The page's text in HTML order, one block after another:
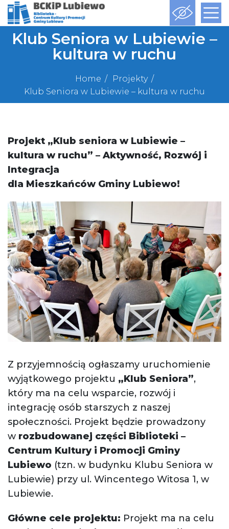
Klub Seniora w Lubiewie –
kultura w ruchu
Home
Projekty
Klub Seniora w Lubiewie – kultura w ruchu
Projekt „Klub seniora w Lubiewie –
kultura w ruchu” – Aktywność, Rozwój i
Integracja
dla Mieszkańców Gminy Lubiewo!
Z przyjemnością ogłaszamy uruchomienie
wyjątkowego projektu „Klub Seniora”,
który ma na celu wsparcie, rozwój i
integrację osób starszych z naszej
społeczności. Projekt będzie prowadzony
w rozbudowanej części Biblioteki –
Centrum Kultury i Promocji Gminy
Lubiewo (tzn. w budynku Klubu Seniora w
Lubiewie) przy ul. Wincentego Witosa 1, w
Lubiewie.
Główne cele projektu: Projekt ma na celu